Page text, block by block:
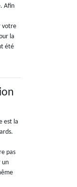
Afin
votre
la
été
est la
pas
un